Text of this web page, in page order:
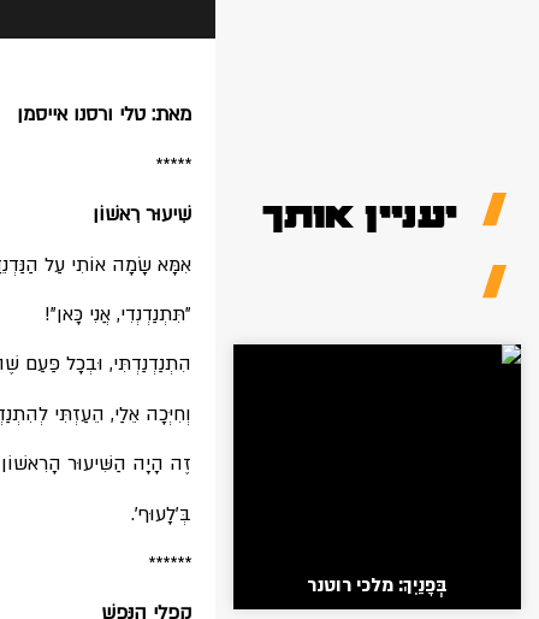
יעניין אותך
בְּפָנַיִךְ: מלכי רוטנר
מאת: טלי ורסנו אייסמן
*****
שִׁיעוּר רִאשׁוֹן
אִמָּא שָׂמָה אוֹתִי עַל
"תִּתְנַדְנְדִי, אֲנִי כָּאן"!
הִתְנַדְנַדְתִּי, וּבְכָל פַּעַם
וְחִיְּכָה אֵלַי, הֵעַזְתִּי
זֶה הָיָה הַשִּׁיעוּר הָרִאשׁוֹן
בְּ'לָעוּף'.
******
קִפְלֵי הַנֶּפֶשׁ